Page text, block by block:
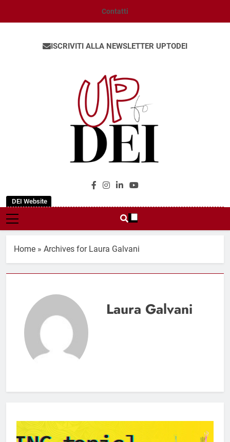
Contatti
ISCRIVITI ALLA NEWSLETTER UPTODEI
DEI Website
UpToDEI
Home » Archives for Laura Galvani
Laura Galvani